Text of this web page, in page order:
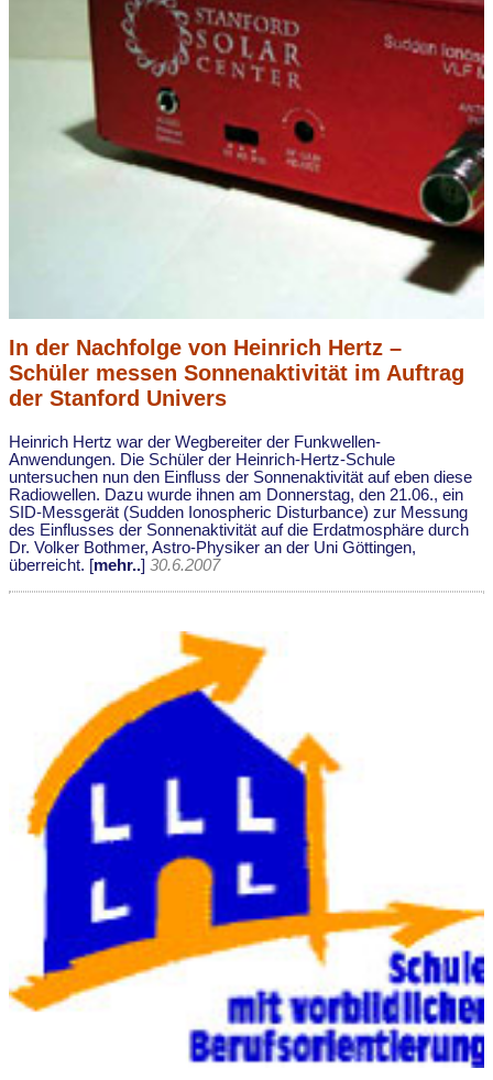
In der Nachfolge von Heinrich Hertz –
Schüler messen Sonnenaktivität im Auftrag
der Stanford Univers
Heinrich Hertz war der Wegbereiter der Funkwellen-
Anwendungen. Die Schüler der Heinrich-Hertz-Schule
untersuchen nun den Einfluss der Sonnenaktivität auf eben diese
Radiowellen. Dazu wurde ihnen am Donnerstag, den 21.06., ein
SID-Messgerät (Sudden Ionospheric Disturbance) zur Messung
des Einflusses der Sonnenaktivität auf die Erdatmosphäre durch
Dr. Volker Bothmer, Astro-Physiker an der Uni Göttingen,
überreicht. [mehr..] 30.6.2007